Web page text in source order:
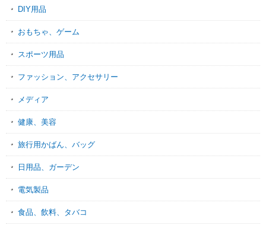
DIY用品
おもちゃ、ゲーム
スポーツ用品
ファッション、アクセサリー
メディア
健康、美容
旅行用かばん、バッグ
日用品、ガーデン
電気製品
食品、飲料、タバコ